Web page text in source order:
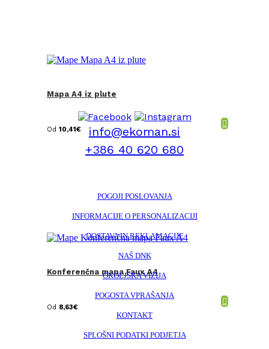
Mapa A4 iz plute
Od 10,41€
Konferenčna mapa Faux A4
Od 8,63€
info@ekoman.si
+386 40 620 680
POGOJI POSLOVANJA
INFORMACIJE O PERSONALIZACIJI
DOSTAVA IN REKLAMACIJE
NAŠ DNK
OKOLJSKA VIZIJA
POGOSTA VPRAŠANJA
KONTAKT
SPLOŠNI PODATKI PODJETJA